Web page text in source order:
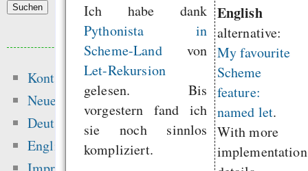
English
alternative:
My favourite
Scheme
feature:
named let.
With more
implementation
Ich habe dank
Pythonista in
Scheme-Landvon
Let-Rekursion
gelesen. Bis
vorgestern fand ich
sie noch sinnlos
kompliziert.
Kontakt
Neue Inhalte
Deutsch
English
Beliebte Inhalte
Heute:
gefährliche Drogen
Erhaltet eure